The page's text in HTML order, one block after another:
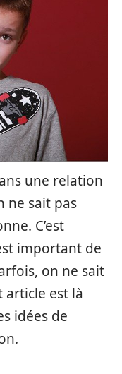
une relation
ne sait pas
C’est
important de
on ne sait
article est là
idées de